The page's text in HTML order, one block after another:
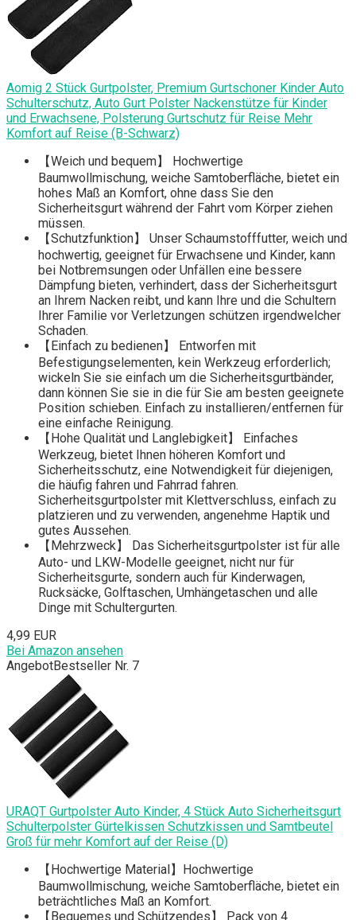
Aomig 2 Stück Gurtpolster, Premium Gurtschoner Kinder Auto
Schulterschutz, Auto Gurt Polster Nackenstütze für Kinder
und Erwachsene, Polsterung Gurtschutz für Reise Mehr
Komfort auf Reise (B-Schwarz)
【Weich und bequem】 Hochwertige
Baumwollmischung, weiche Samtoberfläche, bietet ein
hohes Maß an Komfort, ohne dass Sie den
Sicherheitsgurt während der Fahrt vom Körper ziehen
müssen.
【Schutzfunktion】 Unser Schaumstofffutter, weich und
hochwertig, geeignet für Erwachsene und Kinder, kann
bei Notbremsungen oder Unfällen eine bessere
Dämpfung bieten, verhindert, dass der Sicherheitsgurt
an Ihrem Nacken reibt, und kann Ihre und die Schultern
Ihrer Familie vor Verletzungen schützen irgendwelcher
Schaden.
【Einfach zu bedienen】 Entworfen mit
Befestigungselementen, kein Werkzeug erforderlich;
wickeln Sie sie einfach um die Sicherheitsgurtbänder,
dann können Sie sie in die für Sie am besten geeignete
Position schieben. Einfach zu installieren/entfernen für
eine einfache Reinigung.
【Hohe Qualität und Langlebigkeit】 Einfaches
Werkzeug, bietet Ihnen höheren Komfort und
Sicherheitsschutz, eine Notwendigkeit für diejenigen,
die häufig fahren und Fahrrad fahren.
Sicherheitsgurtpolster mit Klettverschluss, einfach zu
platzieren und zu verwenden, angenehme Haptik und
gutes Aussehen.
【Mehrzweck】 Das Sicherheitsgurtpolster ist für alle
Auto- und LKW-Modelle geeignet, nicht nur für
Sicherheitsgurte, sondern auch für Kinderwagen,
Rucksäcke, Golftaschen, Umhängetaschen und alle
Dinge mit Schultergurten.
4,99 EUR
Bei Amazon ansehen
AngebotBestseller Nr. 7
URAQT Gurtpolster Auto Kinder, 4 Stück Auto Sicherheitsgurt
Schulterpolster Gürtelkissen Schutzkissen und Samtbeutel
Groß für mehr Komfort auf der Reise (D)
【Hochwertige Material】Hochwertige
Baumwollmischung, weiche Samtoberfläche, bietet ein
beträchtliches Maß an Komfort.
【Bequemes und Schützendes】 Pack von 4